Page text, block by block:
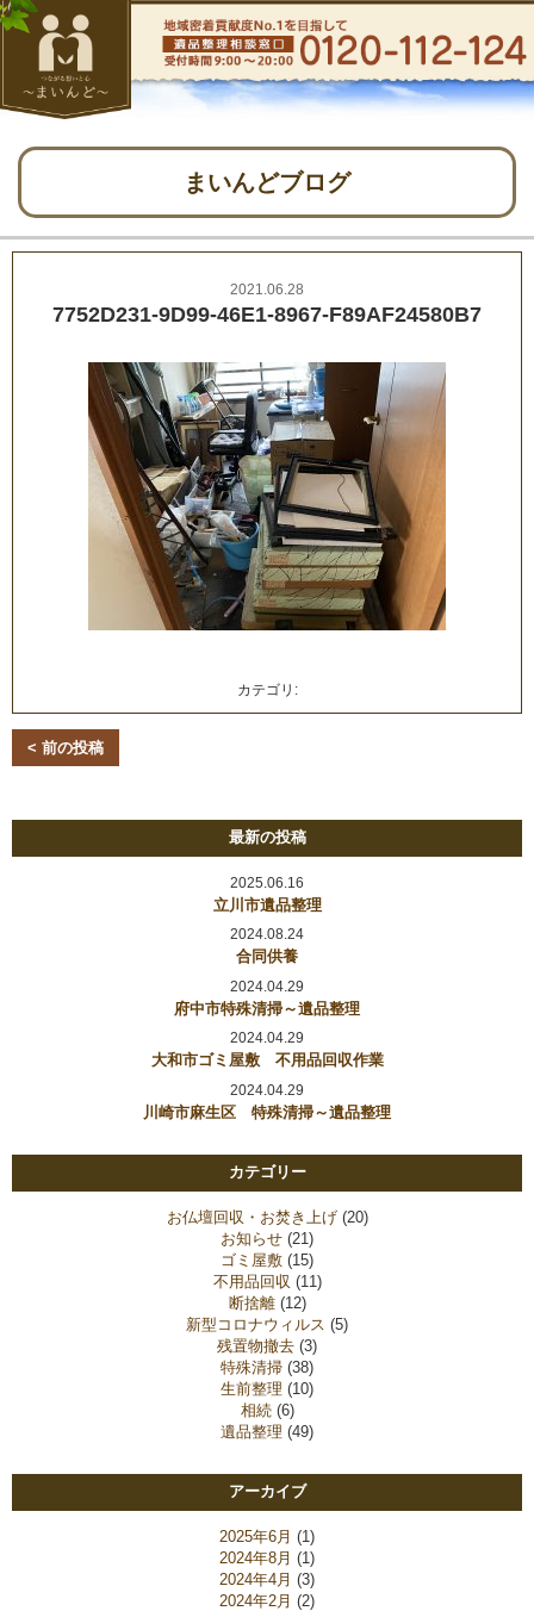
まいんどブログ
2021.06.28
7752D231-9D99-46E1-8967-F89AF24580B7
カテゴリ:
< 前の投稿
最新の投稿
2025.06.16
立川市遺品整理
2024.08.24
合同供養
2024.04.29
府中市特殊清掃～遺品整理
2024.04.29
大和市ゴミ屋敷 不用品回収作業
2024.04.29
川崎市麻生区 特殊清掃～遺品整理
カテゴリー
お仏壇回収・お焚き上げ(20)
お知らせ (21)
ゴミ屋敷 (15)
不用品回収 (11)
断捨離(12)
新型コロナウィルス (5)
残置物撤去 (3)
特殊清掃 (38)
生前整理 (10)
相続(6)
遺品整理 (49)
アーカイブ
2025年6月 (1)
2024年8月 (1)
2024年4月 (3)
2024年2月 (2)